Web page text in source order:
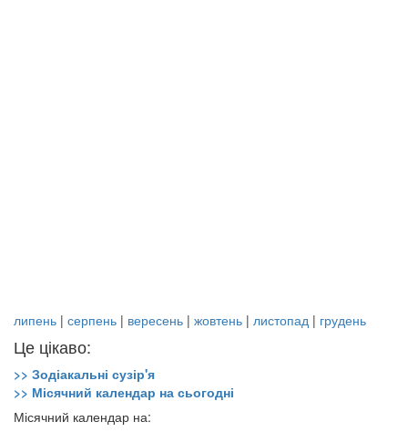
липень | серпень | вересень | жовтень | листопад | грудень
Це цікаво:
>> Зодіакальні сузір'я
>> Місячний календар на сьогодні
Місячний календар на: